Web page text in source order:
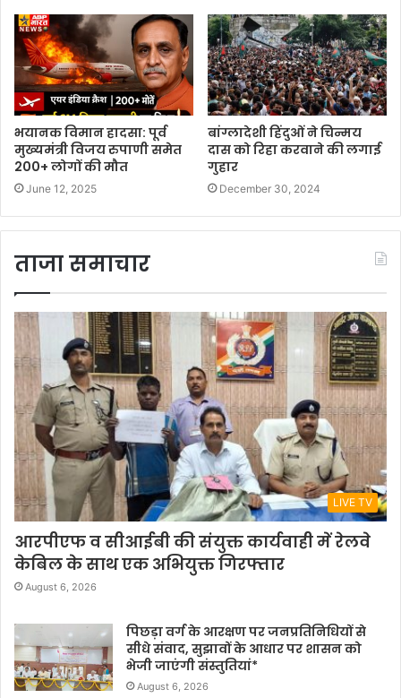
भयानक विमान हादसा: पूर्व
मुख्यमंत्री विजय रुपाणी समेत
200+ लोगों की मौत
June 12, 2025
बांग्लादेशी हिंदुओं ने चिन्मय
दास को रिहा करवाने की लगाई
गुहार
December 30, 2024
ताजा समाचार
LIVE TV
आरपीएफ व सीआईबी की संयुक्त कार्यवाही में रेलवे
केबिल के साथ एक अभियुक्त गिरफ्तार
August 6, 2026
पिछड़ा वर्ग के आरक्षण पर जनप्रतिनिधियों से
सीधे संवाद, सुझावों के आधार पर शासन को
भेजी जाएंगी संस्तुतियां*
August 6, 2026